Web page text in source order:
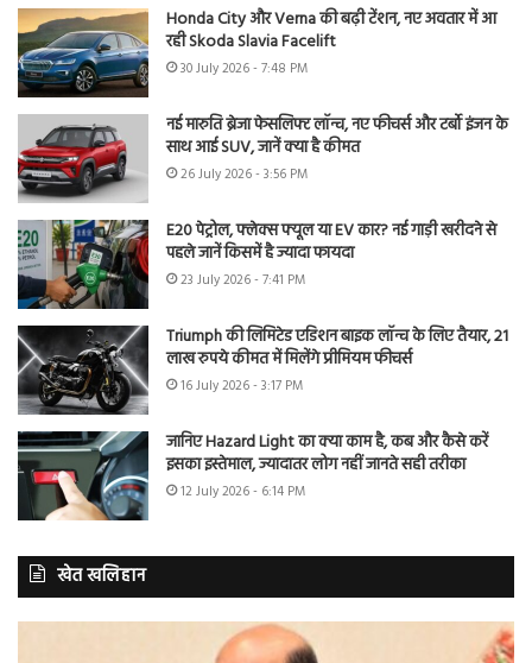
Honda City और Verna की बढ़ी टेंशन, नए अवतार में आ
रही Skoda Slavia Facelift
30 July 2026 - 7:48 PM
नई मारुति ब्रेजा फेसलिफ्ट लॉन्च, नए फीचर्स और टर्बो इंजन के
साथ आई SUV, जानें क्या है कीमत
26 July 2026 - 3:56 PM
E20 पेट्रोल, फ्लेक्स फ्यूल या EV कार? नई गाड़ी खरीदने से
पहले जानें किसमें है ज्यादा फायदा
23 July 2026 - 7:41 PM
Triumph की लिमिटेड एडिशन बाइक लॉन्च के लिए तैयार, 21
लाख रुपये कीमत में मिलेंगे प्रीमियम फीचर्स
16 July 2026 - 3:17 PM
जानिए Hazard Light का क्या काम है, कब और कैसे करें
इसका इस्तेमाल, ज्यादातर लोग नहीं जानते सही तरीका
12 July 2026 - 6:14 PM
खेत खलिहान